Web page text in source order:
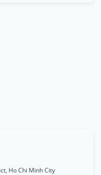
Ho Chi Minh City